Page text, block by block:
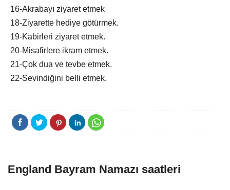
16-Akrabayı ziyaret etmek
18-Ziyarette hediye götürmek.
19-Kabirleri ziyaret etmek.
20-Misafirlere ikram etmek.
21-Çok dua ve tevbe etmek.
22-Sevindiğini belli etmek.
England Bayram Namazı saatleri